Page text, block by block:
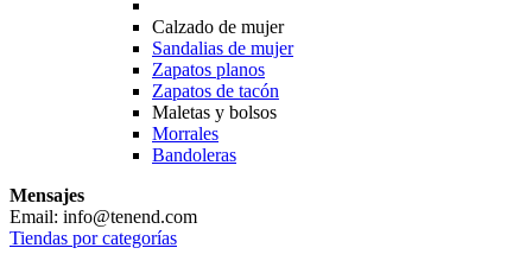
Calzado de mujer
Sandalias de mujer
Zapatos planos
Zapatos de tacón
Maletas y bolsos
Morrales
Bandoleras
Mensajes
Email: info@tenend.com
Tiendas por categorías